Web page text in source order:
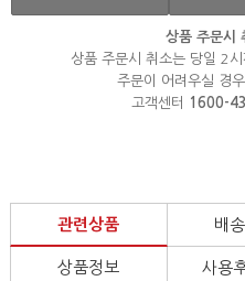
상품 주문시
상품 주문시 취소는 당일 2
주문이 어려우실 경
고객센터
1600-
관련상품 배
상품정보 사용